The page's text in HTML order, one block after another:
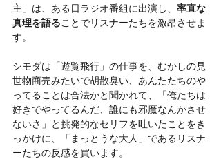
主」は、ある日ラジオ番組に出演し、 率直な
真理を語ることでリスナーたちを激昂させま
す。
シモダは「遊覧飛行」の仕事を、むかしの見
世物商売みたいで胡散臭い、あんたたちのや
ってることは合法かと聞かれて、「俺たちは
好きでやってるんだ、誰にも邪魔なんかさせ
ないさ」と挑発的なセリフを吐いたことをき
っかけに、「まっとうな大人」であるリスナ
ーたちの反感を買います。